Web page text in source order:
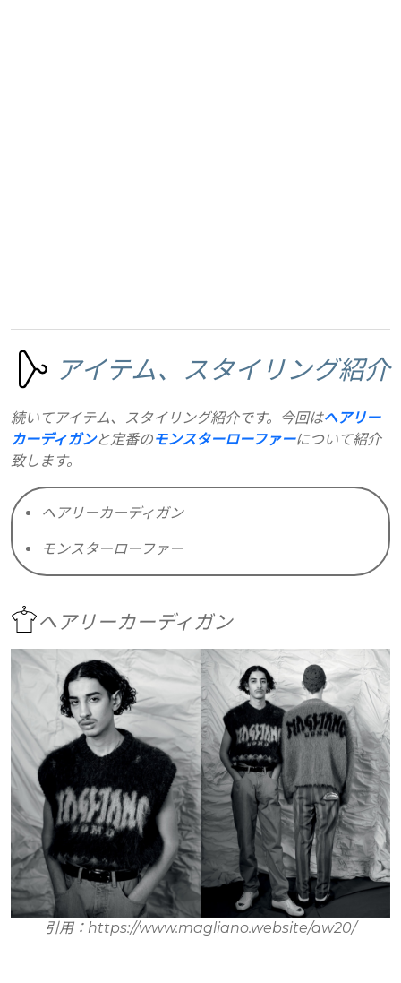
アイテム、スタイリング紹介
続いてアイテム、スタイリング紹介です。今回はヘアリー
カーディガンと定番のモンスターローファーについて紹介
致します。
ヘアリーカーディガン
モンスターローファー
ヘアリーカーディガン
引用：https://www.magliano.website/aw20/